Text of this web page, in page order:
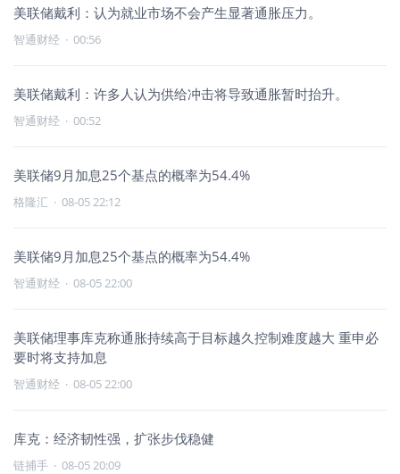
美联储戴利：认为就业市场不会产生显著通胀压力。
智通财经 · 00:56
美联储戴利：许多人认为供给冲击将导致通胀暂时抬升。
智通财经 · 00:52
美联储9月加息25个基点的概率为54.4%
格隆汇 · 08-05 22:12
美联储9月加息25个基点的概率为54.4%
智通财经 · 08-05 22:00
美联储理事库克称通胀持续高于目标越久控制难度越大 重申必
要时将支持加息
智通财经 · 08-05 22:00
库克：经济韧性强，扩张步伐稳健
链捕手 · 08-05 20:09